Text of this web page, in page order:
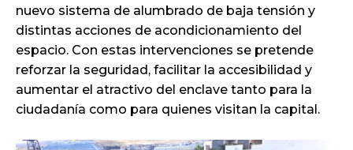
nuevo sistema de alumbrado de baja tensión y
distintas acciones de acondicionamiento del
espacio. Con estas intervenciones se pretende
reforzar la seguridad, facilitar la accesibilidad y
aumentar el atractivo del enclave tanto para la
ciudadanía como para quienes visitan la capital.